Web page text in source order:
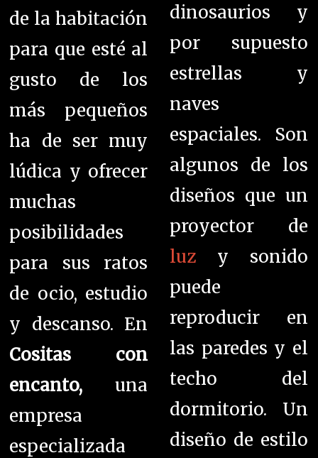
de la habitación
para que esté al
gusto de los
más pequeños
ha de ser muy
lúdica y ofrecer
muchas
posibilidades
para sus ratos
de ocio, estudio
y descanso. En
Cositas con
encanto, una
empresa
especializada
dinosaurios y
por supuesto
estrellas y
naves
espaciales. Son
algunos de los
diseños que un
proyector de
luzy sonido
puede
reproducir en
las paredes y el
techo del
dormitorio. Un
diseño de estilo